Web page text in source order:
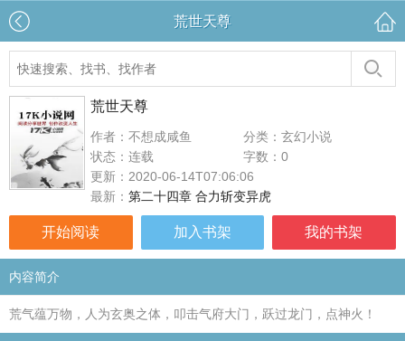
荒世天尊
荒世天尊
作者：不想成咸鱼
分类：玄幻小说
状态：连载
字数：0
更新：2020-06-14T07:06:06
最新： 第二十四章 合力斩变异虎
开始阅读 加入书架 我的书架
内容简介
荒气蕴万物，人为玄奥之体，叩击气府大门，跃过龙门，点神火！